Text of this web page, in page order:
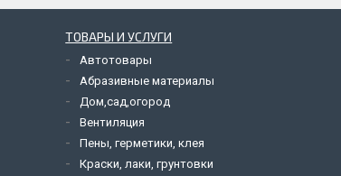
ТОВАРЫ И УСЛУГИ
Автотовары
Абразивные материалы
Дом,сад,огород
Вентиляция
Пены, герметики, клея
Краски, лаки, грунтовки